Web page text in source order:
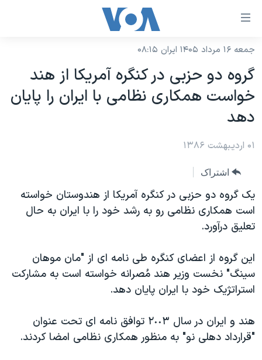
لینکهای
دسترسی
جهش
محتوای
اصلی
صفحه
جهش
به
جستجو
نسخه سبک وب‌سایت
موضوع ها
آمریکا
جهان
ورزشی
گزیده‌ها
ویژه برنامه‌ها
ویدیوها
فرهنگ و زندگی
حقوق شهروندی
اقتصادی
علم و فناوری
برنامه های تلویزیونی
جدول برنامه ها
صفحه‌های ویژه
جام جهانی ۲۰۲۶
عملیات خشم حماسی
۲۵۰سالگی آمریکا
بایگانی برنامه‌های تلویزیونی
مستندها
انتخابات ریاست جمهوری آمریکا ۲۰۲۴
حمله جمهوری اسلامی به اسرائیل
رمز مهسا
فرکانس‌های صدای آمریکا
پخش رادیویی
دنبال کنید
جمعه ۱۶ مرداد ۱۴۰۵ ایران ۰۸:۱۵
گروه دو حزبی در کنگره آمریکا از هند
خواست همکاری نظامی با ایران را پایان
دهد
۰۱ اردیبهشت ۱۳۸۶
اشتراک
يک گروه دو حزبی در کنگره آمريکا از هندوستان خواسته
است همکاری نظامی رو به رشد خود را با ايران به حال
تعليق درآورد.
اين گروه از اعضای کنگره طی نامه ای از "مان موهان
سينگ" نخست وزير هند مُصرانه خواسته است به مشارکت
استراتژيک خود با ايران پايان دهد.
هند و ايران در سال ٢٠٠٣ توافق نامه ای تحت عنوان
"قرارداد دهلی نو" به منظور همکاری نظامی امضا کردند.